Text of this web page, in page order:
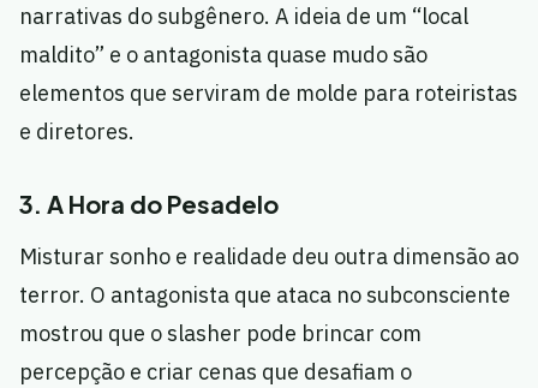
narrativas do subgênero. A ideia de um “local
maldito” e o antagonista quase mudo são
elementos que serviram de molde para roteiristas
e diretores.
3. A Hora do Pesadelo
Misturar sonho e realidade deu outra dimensão ao
terror. O antagonista que ataca no subconsciente
mostrou que o slasher pode brincar com
percepção e criar cenas que desafiam o